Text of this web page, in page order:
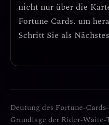
nicht nur über die
Fortune Cards, um
Schritt Sie als
Deutung des Fortune-
Grundlage der Rider-